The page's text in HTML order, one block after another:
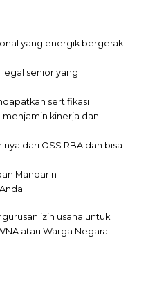
yang energik bergerak
senior yang
sertifikasi
kinerja dan
dari OSS RBA dan bisa
Mandarin
izin usaha untuk
atau Warga Negara